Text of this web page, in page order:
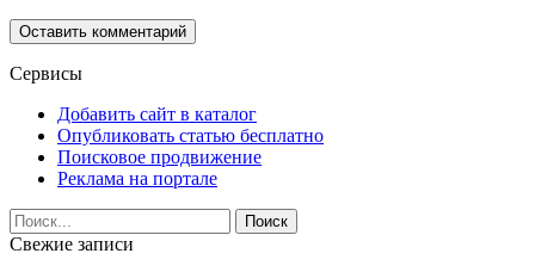
Сервисы
Добавить сайт в каталог
Опубликовать статью бесплатно
Поисковое продвижение
Реклама на портале
Свежие записи